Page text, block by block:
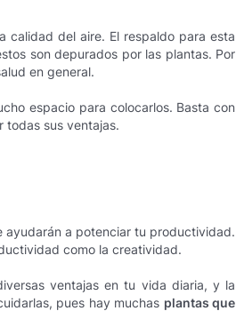
calidad del aire. El respaldo para esta
son depurados por las plantas. Por
en general.
espacio para colocarlos. Basta con
todas sus ventajas.
ayudarán a potenciar tu productividad.
como la creatividad.
ventajas en tu vida diaria, y la
pues hay muchas plantas que